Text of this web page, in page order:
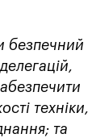
безпечний
техніки,
та